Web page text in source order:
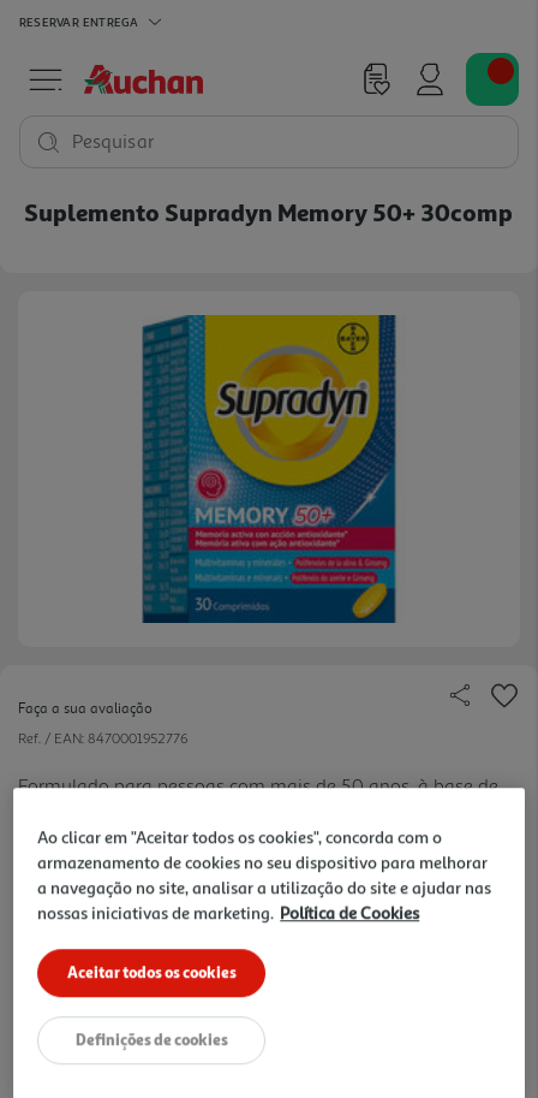
RESERVAR ENTREGA
Pesquisar
Suplemento Supradyn Memory 50+ 30comp
Faça a sua avaliação
Ref. / EAN: 8470001952776
Formulado para pessoas com mais de 50 anos, à base de
vitalidade.
0.85 €/un
25,42 €
Notas de preparação
Ao clicar em "Aceitar todos os cookies", concorda com o
armazenamento de cookies no seu dispositivo para melhorar
a navegação no site, analisar a utilização do site e ajudar nas
nossas iniciativas de marketing. Política de Cookies
Aceitar todos os cookies
Definições de cookies